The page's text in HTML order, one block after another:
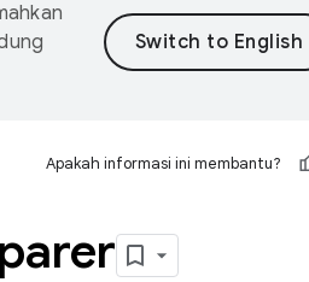
Apakah informasi ini membantu?